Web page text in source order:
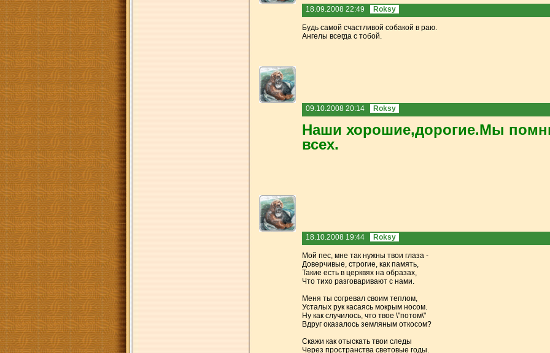
18.09.2008 22:49 Roksy
Будь самой счастливой собакой в раю.
Ангелы всегда с тобой.
09.10.2008 20:14 Roksy
Наши хорошие,дорогие.Мы
всех.
18.10.2008 19:44 Roksy
Мой пес, мне так нужны твои глаза -
Доверчивые, строгие, как память,
Такие есть в церквях на образах,
Что тихо разговаривают с нами.
Меня ты согревал своим теплом,
Усталых рук касаясь мокрым носом.
Ну как случилось, что твое \"потом\"
Вдруг оказалось земляным откосом?
Скажи как отыскать твои следы
Через пространства световые годы.